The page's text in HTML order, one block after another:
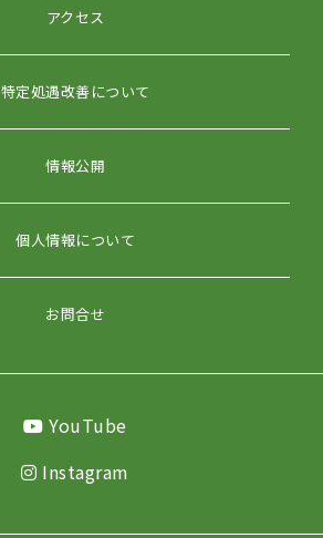
アクセス
特定処遇改善について
情報公開
個人情報について
お問合せ
YouTube
Instagram